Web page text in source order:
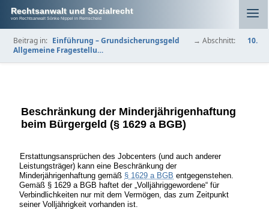
Rechtsanwalt und Sozialrecht
von Rechtsanwalt Sönke Nippel in Remscheid
Beitrag in: Einführung – Grundsicherungsgeld → Abschnitt:
10.
Allgemeine Fragestellu…
Beschränkung der Minderjährigenhaftung
beim Bürgergeld (§ 1629 a BGB)
Erstattungsansprüchen des Jobcenters (und auch anderer
Leistungsträger) kann eine Beschränkung der
Minderjährigenhaftung gemäß § 1629 a BGB entgegenstehen.
Gemäß § 1629 a BGB haftet der „Volljähriggewordene“ für
Verbindlichkeiten nur mit dem Vermögen, das zum Zeitpunkt
seiner Volljährigkeit vorhanden ist.